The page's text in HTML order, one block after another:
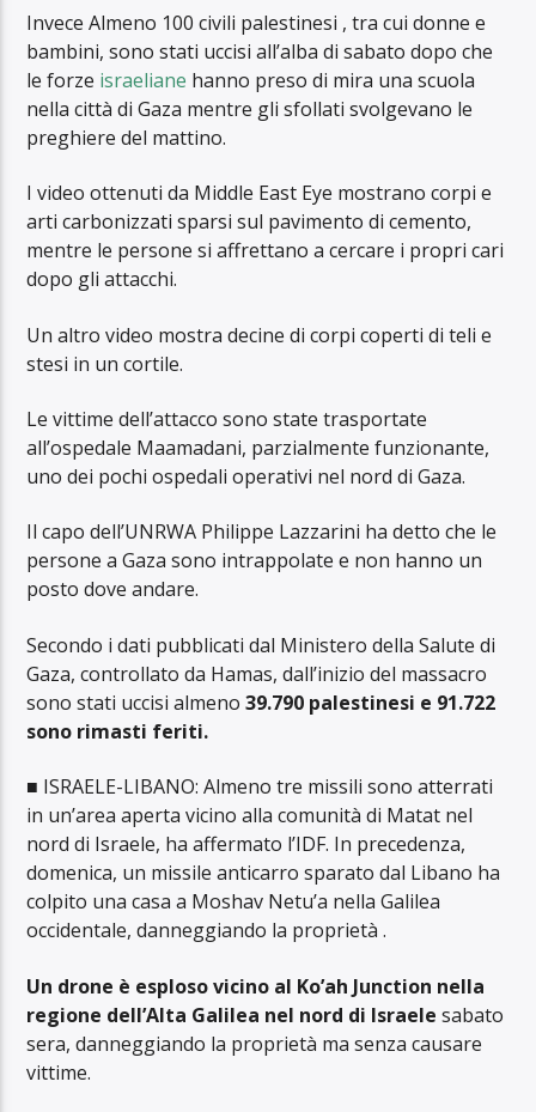
Invece Almeno 100 civili palestinesi , tra cui donne e
bambini, sono stati uccisi all’alba di sabato dopo che
le forze israeliane hanno preso di mira una scuola
nella città di Gaza mentre gli sfollati svolgevano le
preghiere del mattino.
I video ottenuti da Middle East Eye mostrano corpi e
arti carbonizzati sparsi sul pavimento di cemento,
mentre le persone si affrettano a cercare i propri cari
dopo gli attacchi.
Un altro video mostra decine di corpi coperti di teli e
stesi in un cortile.
Le vittime dell’attacco sono state trasportate
all’ospedale Maamadani, parzialmente funzionante,
uno dei pochi ospedali operativi nel nord di Gaza.
Il capo dell’UNRWA Philippe Lazzarini ha detto che le
persone a Gaza sono intrappolate e non hanno un
posto dove andare.
Secondo i dati pubblicati dal Ministero della Salute di
Gaza, controllato da Hamas, dall’inizio del massacro
sono stati uccisi almeno39.790 palestinesi e 91.722
sono rimasti feriti.
■ ISRAELE-LIBANO: Almeno tre missili sono atterrati
in un’area aperta vicino alla comunità di Matat nel
nord di Israele, ha affermato l’IDF. In precedenza,
domenica, un missile anticarro sparato dal Libano ha
colpito una casa a Moshav Netu’a nella Galilea
occidentale, danneggiando la proprietà .
Un drone è esploso vicino al Ko’ah Junction nella
regione dell’Alta Galilea nel nord di Israele sabato
sera, danneggiando la proprietà ma senza causare
vittime.